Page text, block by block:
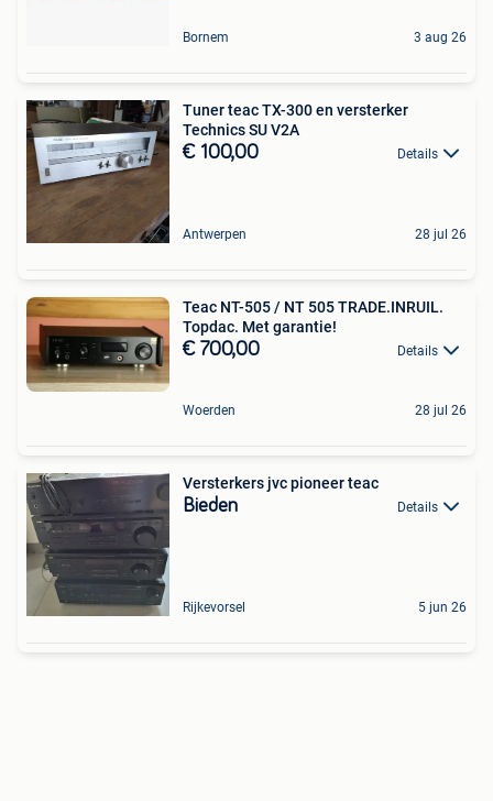
Bornem 3 aug 26
Tuner teac TX-300 en versterker
Technics SU V2A
€ 100,00 Details
Antwerpen 28 jul 26
Teac NT-505 / NT 505 TRADE.INRUIL.
Topdac. Met garantie!
€ 700,00 Details
Woerden 28 jul 26
Versterkers jvc pioneer teac
Bieden Details
Rijkevorsel 5 jun 26